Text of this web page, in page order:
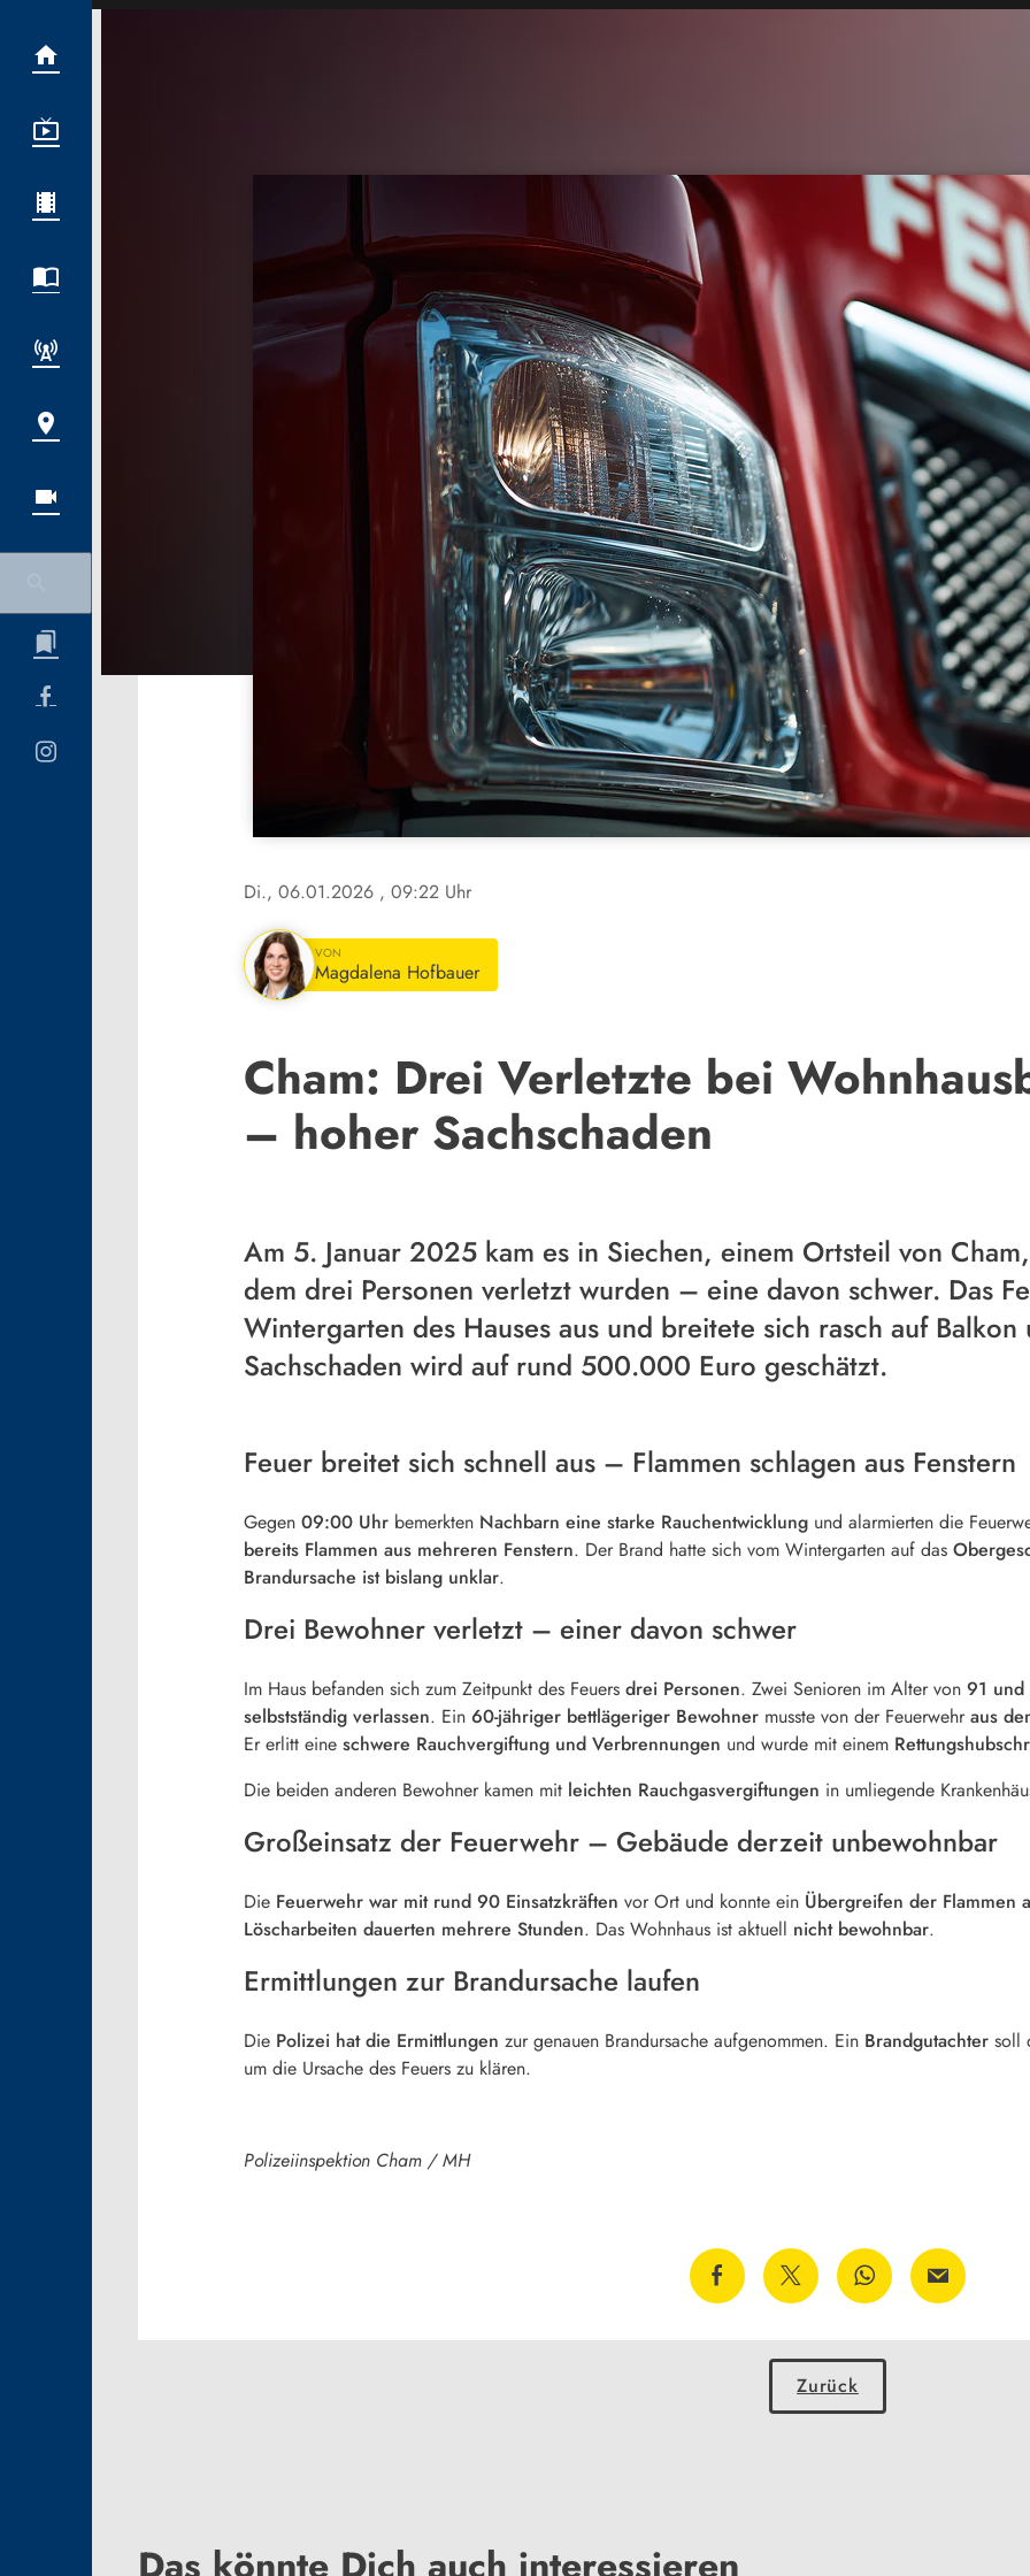
Di., 06.01.2026 , 09:22 Uhr
VON
Magdalena Hofbauer
Cham: Drei Verletzte bei
– hoher Sachschaden
Am 5. Januar 2025 kam es in Siechen, einem Ortsteil von
dem drei Personen verletzt wurden – eine davon schwer. Das
Wintergarten des Hauses aus und breitete sich rasch auf Balkon
Sachschaden wird auf rund 500.000 Euro geschätzt.
Feuer breitet sich schnell aus – Flammen schlagen aus Fenstern
Gegen 09:00 Uhr bemerkten Nachbarn eine starke Rauchentwicklung und alarmierten die
bereits Flammen aus mehreren Fenstern. Der Brand hatte sich vom Wintergarten auf das
Brandursache ist bislang unklar.
Drei Bewohner verletzt – einer davon schwer
Im Haus befanden sich zum Zeitpunkt des Feuers drei Personen. Zwei Senioren im Alter von 91 und
selbstständig verlassen. Ein 60-jähriger bettlägeriger Bewohner musste von der Feuerwehr aus
Er erlitt eine schwere Rauchvergiftung und Verbrennungen und wurde mit einem
Die beiden anderen Bewohner kamen mit leichten Rauchgasvergiftungen in umliegende
Großeinsatz der Feuerwehr – Gebäude derzeit unbewohnbar
Die Feuerwehr war mit rund 90 Einsatzkräften vor Ort und konnte ein Übergreifen der Flammen
Löscharbeiten dauerten mehrere Stunden. Das Wohnhaus ist aktuell nicht bewohnbar.
Ermittlungen zur Brandursache laufen
Die Polizei hat die Ermittlungen zur genauen Brandursache aufgenommen. Ein Brandgutachter soll
um die Ursache des Feuers zu klären.
Polizeiinspektion Cham / MH
Zurück